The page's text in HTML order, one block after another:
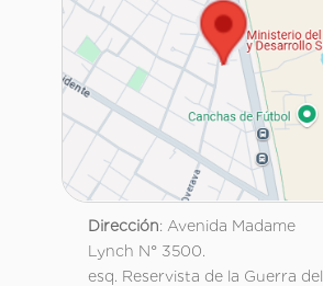
Dirección: Avenida Madame
Lynch N° 3500.
esq. Reservista de la Guerra del